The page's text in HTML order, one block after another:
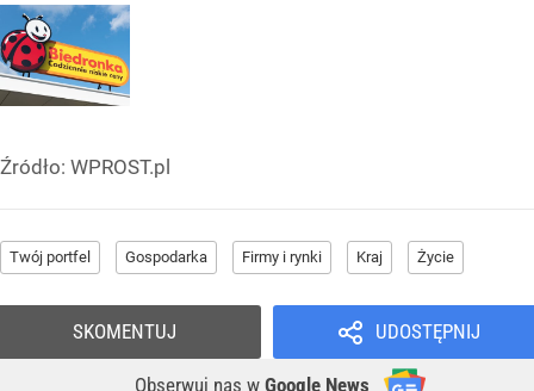
Źródło: WPROST.pl
Twój portfel Gospodarka Firmy i rynki Kraj Życie
UDOSTĘPNIJ
Obserwuj nas w Google News
SKOMENTUJ